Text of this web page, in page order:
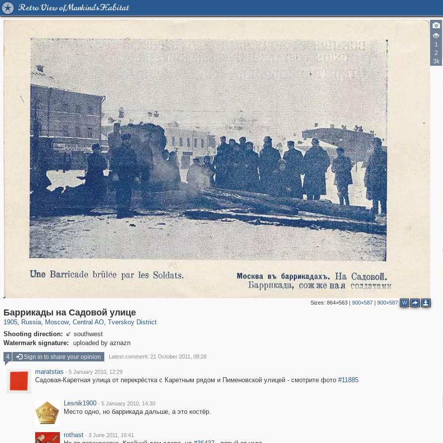
Retro View of Mankind's Habitat
1
2
3k
Sizes: 864×563| 900×587| 900×587 W
Баррикады на Садовой улице
1905, Russia
1,407,361 29,248
, Moscow
319,882 8,286
, Central AO
160,021 5,916
, Tverskoy District
53,055 2,283
Shooting direction:  southwest
Watermark signature:
uploaded by aznazn
5
4 Sign in to share your opinion Latest comment: 21 October 2011, 08:28
maratstas · 5 January 2010, 12:29
Садовая-Каретная улица от перекрёстка с Каретным рядом и Пименовской улицей - смотрите фото #11885
Lesnik1900 · 5 January 2010, 14:30
Место одно, но баррикада дальше, а это костёр.
rothast · 3 June 2011, 16:41